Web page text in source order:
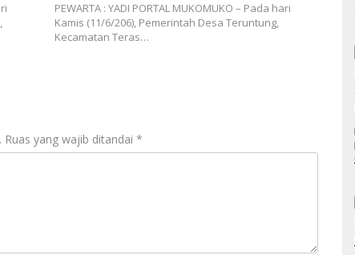
PEWARTA : YADI PORTAL MUKOMUKO – Pada hari
Kamis (11/6/206), Pemerintah Desa Teruntung,
Kecamatan Teras…
Ruas yang wajib ditandai *